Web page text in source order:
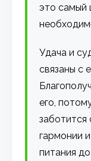
это самый
Удача и
связаны с
его,
заботится
гармонии
питания